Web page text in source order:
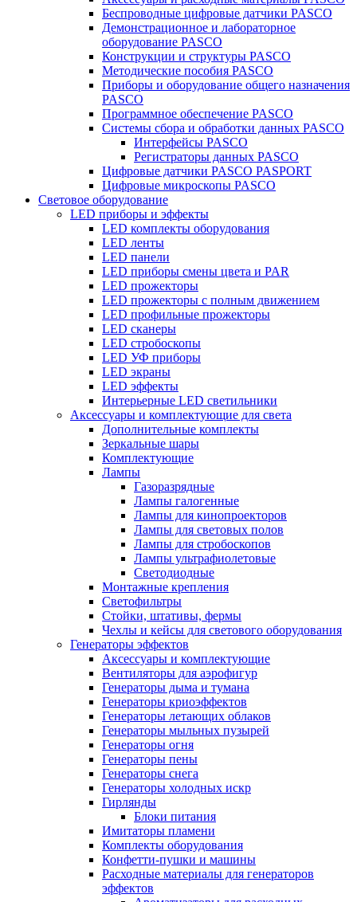
Беспроводные цифровые датчики PASCO
Демонстрационное и лабораторное
оборудование PASCO
Конструкции и структуры PASCO
Методические пособия PASCO
Приборы и оборудование общего назначения
PASCO
Программное обеспечение PASCO
Системы сбора и обработки данных PASCO
Интерфейсы PASCO
Регистраторы данных PASCO
Цифровые датчики PASCO PASPORT
Цифровые микроскопы PASCO
Световое оборудование
LED приборы и эффекты
LED комплекты оборудования
LED ленты
LED панели
LED приборы смены цвета и PAR
LED прожекторы
LED прожекторы с полным движением
LED профильные прожекторы
LED сканеры
LED стробоскопы
LED УФ приборы
LED экраны
LED эффекты
Интерьерные LED светильники
Аксессуары и комплектующие для света
Дополнительные комплекты
Зеркальные шары
Комплектующие
Лампы
Газоразрядные
Лампы галогенные
Лампы для кинопроекторов
Лампы для световых полов
Лампы для стробоскопов
Лампы ультрафиолетовые
Светодиодные
Монтажные крепления
Светофильтры
Стойки, штативы, фермы
Чехлы и кейсы для светового оборудования
Генераторы эффектов
Аксессуары и комплектующие
Вентиляторы для аэрофигур
Генераторы дыма и тумана
Генераторы криоэффектов
Генераторы летающих облаков
Генераторы мыльных пузырей
Генераторы огня
Генераторы пены
Генераторы снега
Генераторы холодных искр
Гирлянды
Блоки питания
Имитаторы пламени
Комплекты оборудования
Конфетти-пушки и машины
Расходные материалы для генераторов
эффектов